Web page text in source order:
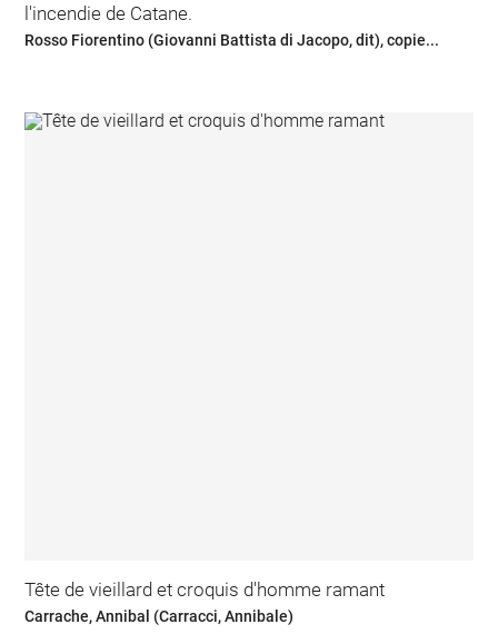
l'incendie de Catane.
Rosso Fiorentino (Giovanni Battista di Jacopo, dit), copie...
Tête de vieillard et croquis d'homme ramant
Carrache, Annibal (Carracci, Annibale)